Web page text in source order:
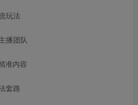
玩法
播团队
准内容
套路